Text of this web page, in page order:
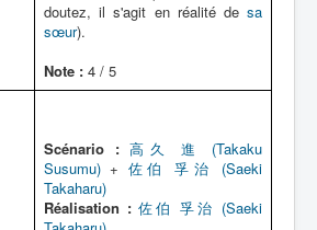
doutez, il s'agit en réalité de sa
sœur).
Note : 4 / 5
Scénario : 高久 進 (Takaku
Susumu) + 佐伯 孚治 (Saeki
Takaharu)
Réalisation : 佐伯 孚治 (Saeki